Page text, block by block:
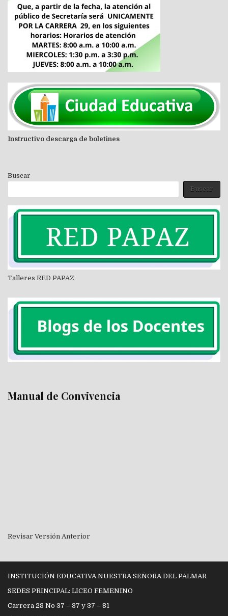
Instructivo descarga de boletines
Buscar
Buscar
Talleres RED PAPAZ
Manual de Convivencia
Revisar Versión Anterior
INSTITUCIÓN EDUCATIVA NUESTRA SEÑORA DEL PALMAR
SEDES PRINCIPAL: LICEO FEMENINO
Carrera 28 No 37 – 37 y 37 – 81